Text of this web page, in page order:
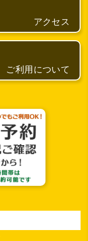
アクセス
ご利用について